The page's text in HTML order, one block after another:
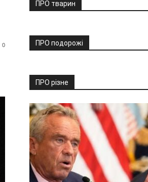
0
ПРО тварин
ПРО подорожі
ПРО різне